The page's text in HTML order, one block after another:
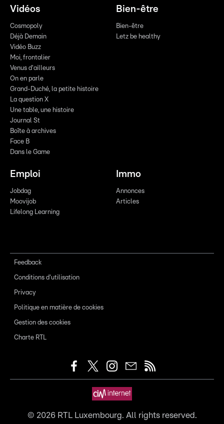
Vidéos
Cosmopoly
Déjà Demain
Vidéo Buzz
Moi, frontalier
Venus d'ailleurs
On en parle
Grand-Duché, la petite histoire
La question X
Une table, une histoire
Journal St
Boîte à archives
Face B
Dans le Game
Bien-être
Bien-être
Letz be healthy
Emploi
Jobdag
Moovijob
Lifelong Learning
Immo
Annonces
Articles
Feedback
Conditions d'utilisation
Privacy
Politique en matière de cookies
Gestion des cookies
Charte RTL
© 2026RTL Luxembourg. All rights reserved.